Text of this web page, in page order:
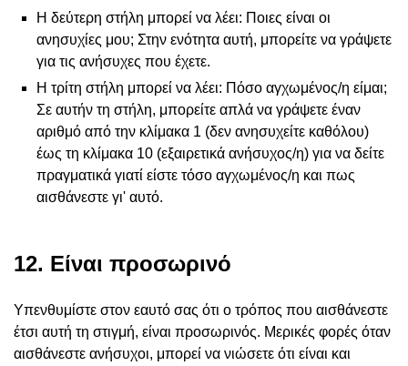
Η δεύτερη στήλη μπορεί να λέει: Ποιες είναι οι
ανησυχίες μου; Στην ενότητα αυτή, μπορείτε να γράψετε
για τις ανήσυχες που έχετε.
Η τρίτη στήλη μπορεί να λέει: Πόσο αγχωμένος/η είμαι;
Σε αυτήν τη στήλη, μπορείτε απλά να γράψετε έναν
αριθμό από την κλίμακα 1 (δεν ανησυχείτε καθόλου)
έως τη κλίμακα 10 (εξαιρετικά ανήσυχος/η) για να δείτε
πραγματικά γιατί είστε τόσο αγχωμένος/η και πως
αισθάνεστε γι' αυτό.
12. Είναι προσωρινό
Υπενθυμίστε στον εαυτό σας ότι ο τρόπος που αισθάνεστε
έτσι αυτή τη στιγμή, είναι προσωρινός. Μερικές φορές όταν
αισθάνεστε ανήσυχοι, μπορεί να νιώσετε ότι είναι και